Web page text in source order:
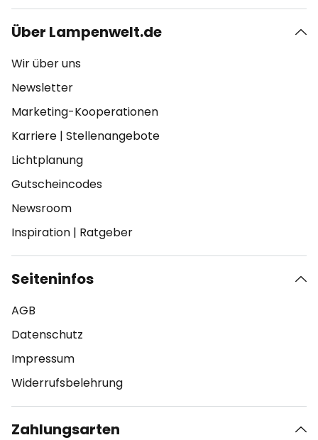
Über Lampenwelt.de
Wir über uns
Newsletter
Marketing-Kooperationen
Karriere | Stellenangebote
Lichtplanung
Gutscheincodes
Newsroom
Inspiration | Ratgeber
Seiteninfos
AGB
Datenschutz
Impressum
Widerrufsbelehrung
Zahlungsarten